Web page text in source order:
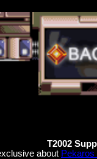
T2002
about Pekaros